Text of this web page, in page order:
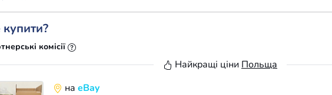
комісії
Найкращі ціни Польща
на eBay